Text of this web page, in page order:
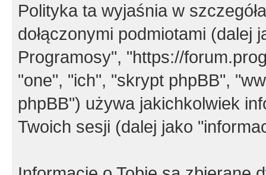
Polityka ta wyjaśnia w
dołączonymi podmiotami (dalej
Programosy", "https://
"one", "ich", "skrypt phpBB",
phpBB") używa jakichkolwiek
Twoich sesji (dalej jako